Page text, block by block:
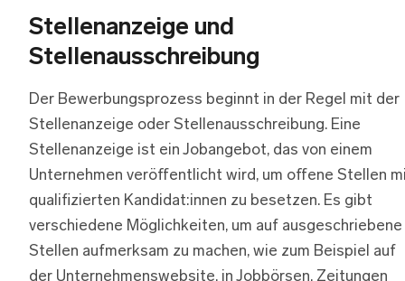
Stellenanzeige und
Stellenausschreibung
Der Bewerbungsprozess beginnt in der Regel mit der
Stellenanzeige oder Stellenausschreibung. Eine
Stellenanzeige ist ein Jobangebot, das von einem
Unternehmen veröffentlicht wird, um offene Stellen
qualifizierten Kandidat:innen zu besetzen. Es gibt
verschiedene Möglichkeiten, um auf ausgeschriebene
Stellen aufmerksam zu machen, wie zum Beispiel auf
der Unternehmenswebsite, in Jobbörsen, Zeitungen